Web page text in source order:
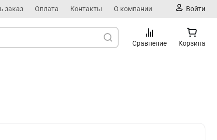
заказ Оплата Контакты О компании Войти
Сравнение Корзина